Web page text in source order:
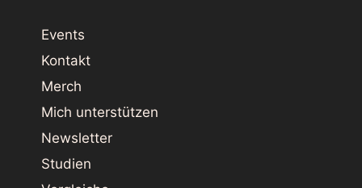
Events
Kontakt
Merch
Mich unterstützen
Newsletter
Studien